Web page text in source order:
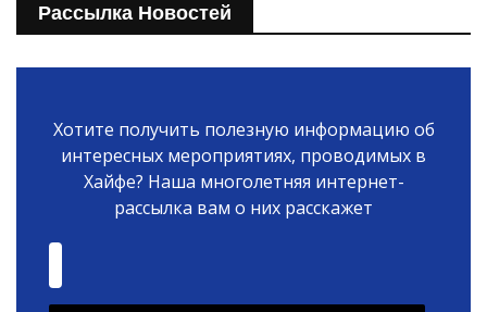
Рассылка Новостей
Хотите получить полезную информацию об
интересных мероприятиях, проводимых в
Хайфе? Наша многолетняя интернет-
рассылка вам о них расскажет